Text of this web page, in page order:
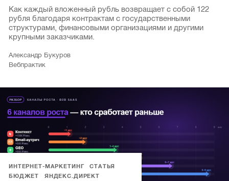
Как каждый вложенный рубль возвращает с собой 122
рубля благодаря контрактам с государственными
структурами, финансовыми организациями и другими
крупными заказчиками.
Александр Букуров
Вебпрактик
ИНТЕРНЕТ-МАРКЕТИНГ
СТАТЬЯ
БЮДЖЕТ
ЯНДЕКС.ДИРЕКТ